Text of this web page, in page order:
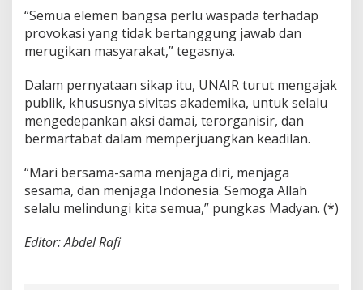
“Semua elemen bangsa perlu waspada terhadap
provokasi yang tidak bertanggung jawab dan
merugikan masyarakat,” tegasnya.
Dalam pernyataan sikap itu, UNAIR turut mengajak
publik, khususnya sivitas akademika, untuk selalu
mengedepankan aksi damai, terorganisir, dan
bermartabat dalam memperjuangkan keadilan.
“Mari bersama-sama menjaga diri, menjaga
sesama, dan menjaga Indonesia. Semoga Allah
selalu melindungi kita semua,” pungkas Madyan. (*)
Editor: Abdel Rafi